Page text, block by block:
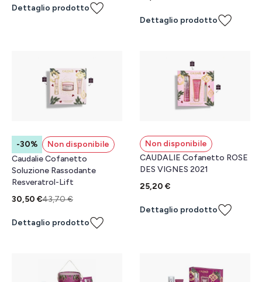
Dettaglio prodotto
Dettaglio prodotto
-30%
Non disponibile
Caudalie Cofanetto
Soluzione Rassodante
Resveratrol-Lift
30,50 €43,70 €
Dettaglio prodotto
Non disponibile
CAUDALIE Cofanetto ROSE
DES VIGNES 2021
25,20 €
Dettaglio prodotto